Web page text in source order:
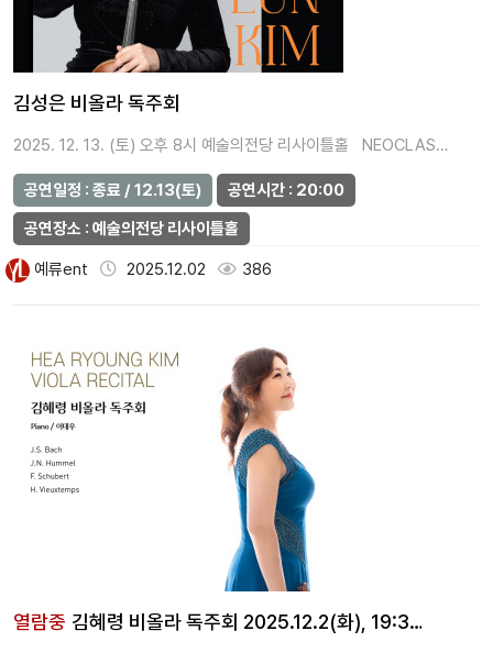
김성은 비올라 독주회
2025. 12. 13. (토) 오후 8시 예술의전당 리사이틀홀 NEOCLAS…
공연일정 : 종료 / 12.13(토)
공연시간 : 20:00
공연장소 : 예술의전당 리사이틀홀
예류ent 2025.12.02 386
열람중 김혜령 비올라 독주회 2025.12.2(화), 19:3…